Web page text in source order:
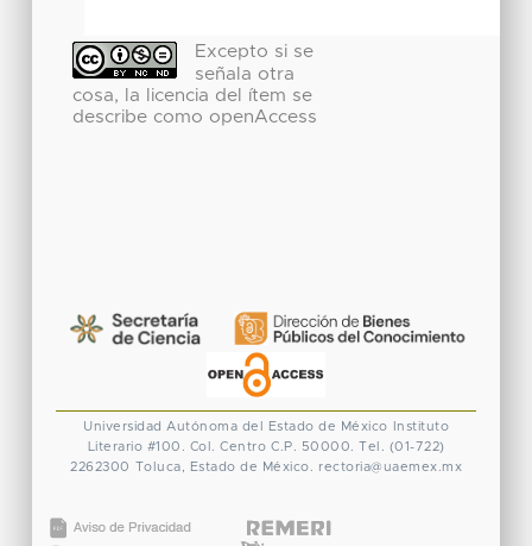
Excepto si se
señala otra
cosa, la licencia del ítem se
describe como openAccess
Universidad Autónoma del Estado de México
Instituto
Literario #100. Col. Centro C.P. 50000. Tel. (01-722)
2262300 Toluca, Estado de México. rectoria@uaemex.mx